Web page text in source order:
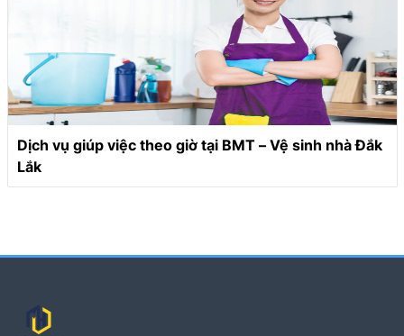
Dịch vụ giúp việc theo giờ tại BMT – Vệ sinh nhà Đắk
Lắk